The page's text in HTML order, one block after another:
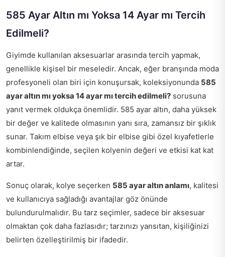
585 Ayar Altın mı Yoksa 14 Ayar mı Tercih
Edilmeli?
Giyimde kullanılan aksesuarlar arasında tercih yapmak,
genellikle kişisel bir meseledir. Ancak, eğer branşında moda
profesyoneli olan biri için konuşursak, koleksiyonunda 585
ayar altın mı yoksa 14 ayar mı tercih edilmeli? sorusuna
yanıt vermek oldukça önemlidir. 585 ayar altın, daha yüksek
bir değer ve kalitede olmasının yanı sıra, zamansız bir şıklık
sunar. Takım elbise veya şık bir elbise gibi özel kıyafetlerle
kombinlendiğinde, seçilen kolyenin değeri ve etkisi kat kat
artar.
Sonuç olarak, kolye seçerken 585 ayar altın anlamı, kalitesi
ve kullanıcıya sağladığı avantajlar göz önünde
bulundurulmalıdır. Bu tarz seçimler, sadece bir aksesuar
olmaktan çok daha fazlasıdır; tarzınızı yansıtan, kişiliğinizi
belirten özelleştirilmiş bir ifadedir.